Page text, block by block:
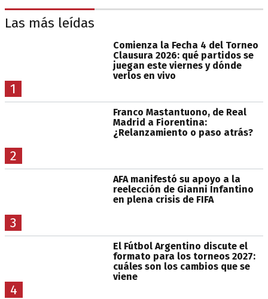
Las más leídas
1
Comienza la Fecha 4 del Torneo
Clausura 2026: qué partidos se
juegan este viernes y dónde
verlos en vivo
2
Franco Mastantuono, de Real
Madrid a Fiorentina:
¿Relanzamiento o paso atrás?
3
AFA manifestó su apoyo a la
reelección de Gianni Infantino
en plena crisis de FIFA
4
El Fútbol Argentino discute el
formato para los torneos 2027:
cuáles son los cambios que se
viene